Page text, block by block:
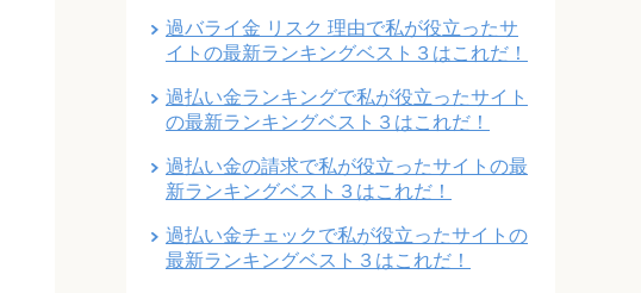
過バライ金 リスク 理由で私が役立ったサ
イトの最新ランキングベスト３はこれだ！
過払い金ランキングで私が役立ったサイト
の最新ランキングベスト３はこれだ！
過払い金の請求で私が役立ったサイトの最
新ランキングベスト３はこれだ！
過払い金チェックで私が役立ったサイトの
最新ランキングベスト３はこれだ！